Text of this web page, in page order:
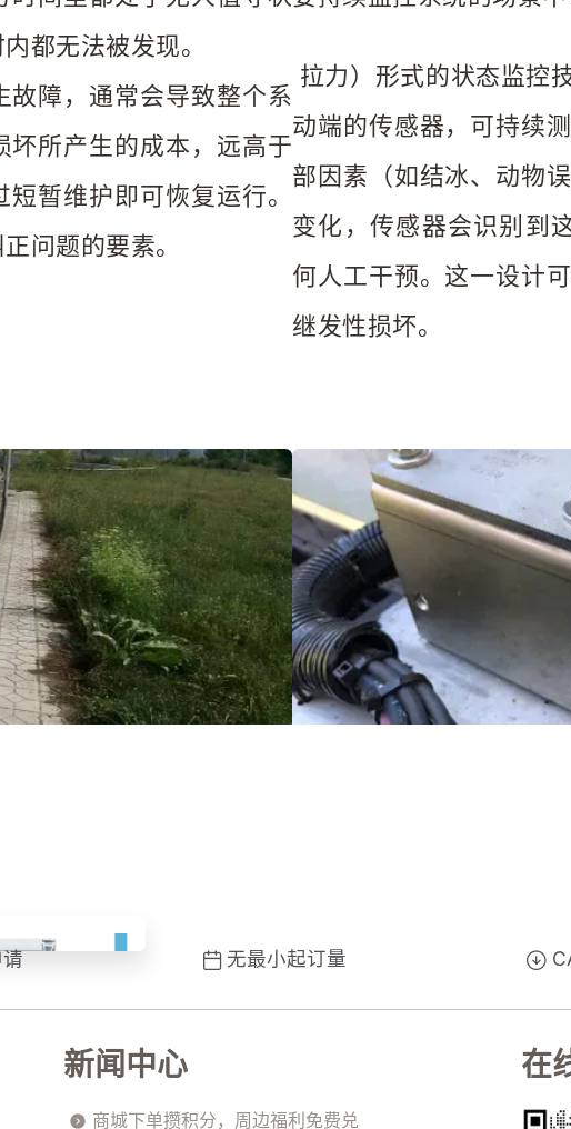
都无法被发现。
故障，通常会导致整个系
坏所产生的成本，远高于
暂维护即可恢复运行。
问题的要素。
动端的传感器，可持续
部因素（如结冰、动物
变化，传感器会识别到
何人工干预。这一设计
继发性损坏。
无最小起订量
新闻中心
商城下单攒积分，周边福利免费兑
在